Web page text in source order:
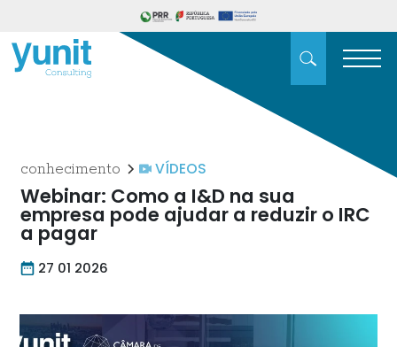
conhecimento VÍDEOS
Webinar: Como a I&D na sua
empresa pode ajudar a reduzir o IRC
a pagar
27 01 2026